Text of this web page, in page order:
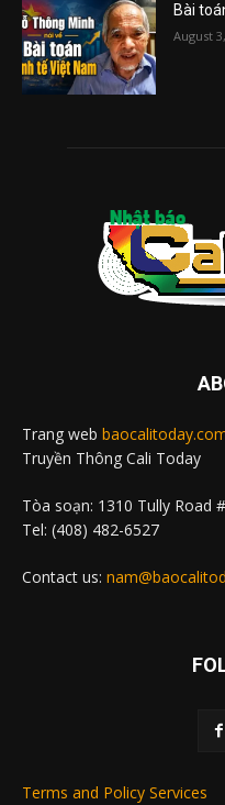
Bài
August
Trang web
Truyền Thông Cali Today
Tòa soạn: 1310 Tully Road
Tel: (408) 482-6527
Contact us:
Terms and Policy Services